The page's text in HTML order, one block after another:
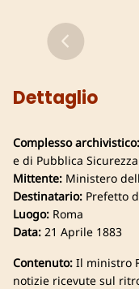
Dettaglio
Complesso archivistico:
e di Pubblica
Mittente: Ministero
Destinatario: Prefetto
Luogo: Roma
Data: 21 Aprile 1883
Contenuto: Il ministro
notizie ricevute sul